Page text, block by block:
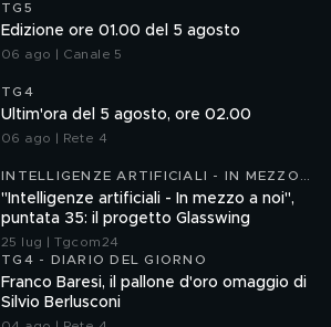
TG5
Edizione ore 01.00 del 5 agosto
06 ago | Canale 5
TG4
Ultim'ora del 5 agosto, ore 02.00
06 ago | Rete 4
INTELLIGENZE ARTIFICIALI - IN MEZZO
A NOI
"Intelligenze artificiali - In mezzo a noi",
puntata 35: il progetto Glasswing
25 lug | Tgcom24
TG4 - DIARIO DEL GIORNO
Franco Baresi, il pallone d'oro omaggio di
Silvio Berlusconi